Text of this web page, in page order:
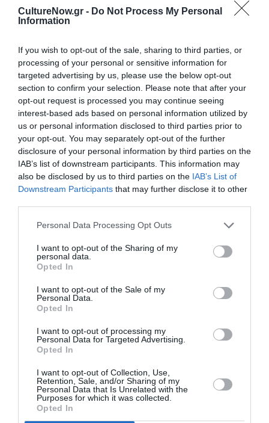
CultureNow.gr - Do Not Process My Personal
Information
If you wish to opt-out of the sale, sharing to third parties, or
processing of your personal or sensitive information for
targeted advertising by us, please use the below opt-out
section to confirm your selection. Please note that after your
opt-out request is processed you may continue seeing
interest-based ads based on personal information utilized by
us or personal information disclosed to third parties prior to
your opt-out. You may separately opt-out of the further
disclosure of your personal information by third parties on the
IAB’s list of downstream participants. This information may
also be disclosed by us to third parties on the IAB’s List of
Downstream Participants that may further disclose it to other
Personal Data Processing Opt Outs
I want to opt-out of the Sharing of my
personal data.
Opted In
I want to opt-out of the Sale of my
Personal Data.
Opted In
I want to opt-out of processing my
Personal Data for Targeted Advertising.
Opted In
I want to opt-out of Collection, Use,
Retention, Sale, and/or Sharing of my
Personal Data that Is Unrelated with the
Purposes for which it was collected.
Opted In
ΜΟΥΣΙΚΗ / ΜΟΥΣΙΚΑ
Σταύρος
Ξαρχάκος:
Ταξίδι στο
φως στο
Θέατρο
Λυκαβηττού
ΘΕΑΤΡΟ - ΧΟΡΟΣ /
ΝΕΑ 06.08.2026 | 19.04
Artist
Unknown*
*Η Ήβη ήταν
Παγκόσμια
πρεμιέρα στο
Δημοτικό
Πειραιά
06.08.2026 | 18.01
Η Μουσική
Τεχνόπολη
υποδέχεται
έναν δυναμικό
συναυλιακό
Σεπτέμβριο!